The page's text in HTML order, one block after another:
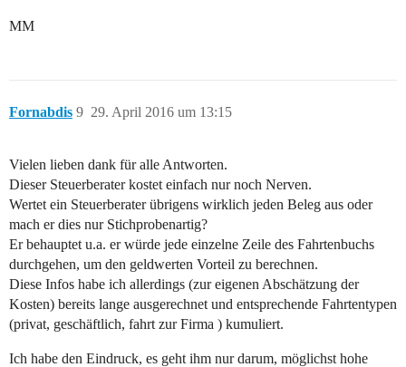
MM
Fornabdis 29. April 2016 um 13:15
9
Vielen lieben dank für alle Antworten.
Dieser Steuerberater kostet einfach nur noch Nerven.
Wertet ein Steuerberater übrigens wirklich jeden Beleg aus oder
mach er dies nur Stichprobenartig?
Er behauptet u.a. er würde jede einzelne Zeile des Fahrtenbuchs
durchgehen, um den geldwerten Vorteil zu berechnen.
Diese Infos habe ich allerdings (zur eigenen Abschätzung der
Kosten) bereits lange ausgerechnet und entsprechende Fahrtentypen
(privat, geschäftlich, fahrt zur Firma ) kumuliert.
Ich habe den Eindruck, es geht ihm nur darum, möglichst hohe